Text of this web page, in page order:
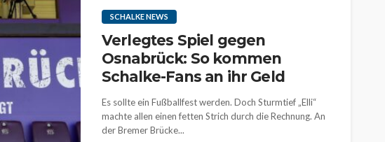
SCHALKE NEWS
Verlegtes Spiel gegen
Osnabrück: So kommen
Schalke-Fans an ihr Geld
Es sollte ein Fußballfest werden. Doch Sturmtief „Elli“
machte allen einen fetten Strich durch die Rechnung. An
der Bremer Brücke...